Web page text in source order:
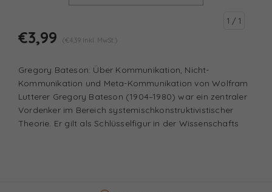
1 / 1
€3,99 (€4,39 Inkl. MwSt.)
Gregory Bateson: Über Kommunikation, Nicht-
Kommunikation und Meta-Kommunikation von Wolfram
Lutterer Gregory Bateson (1904–1980) war ein zentraler
Vordenker im Bereich systemischkonstruktivistischer
Theorie. Er gilt als Schlüsselfigur in der Wissenschafts